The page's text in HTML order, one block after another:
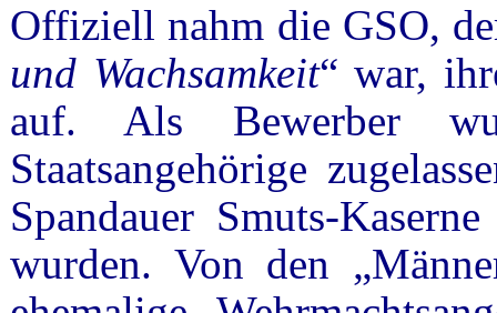
Offiziell nahm die GSO,
und Wachsamkeit“ war,
auf. Als Bewerber
Staatsangehörige
Spandauer Smuts-
wurden. Von den